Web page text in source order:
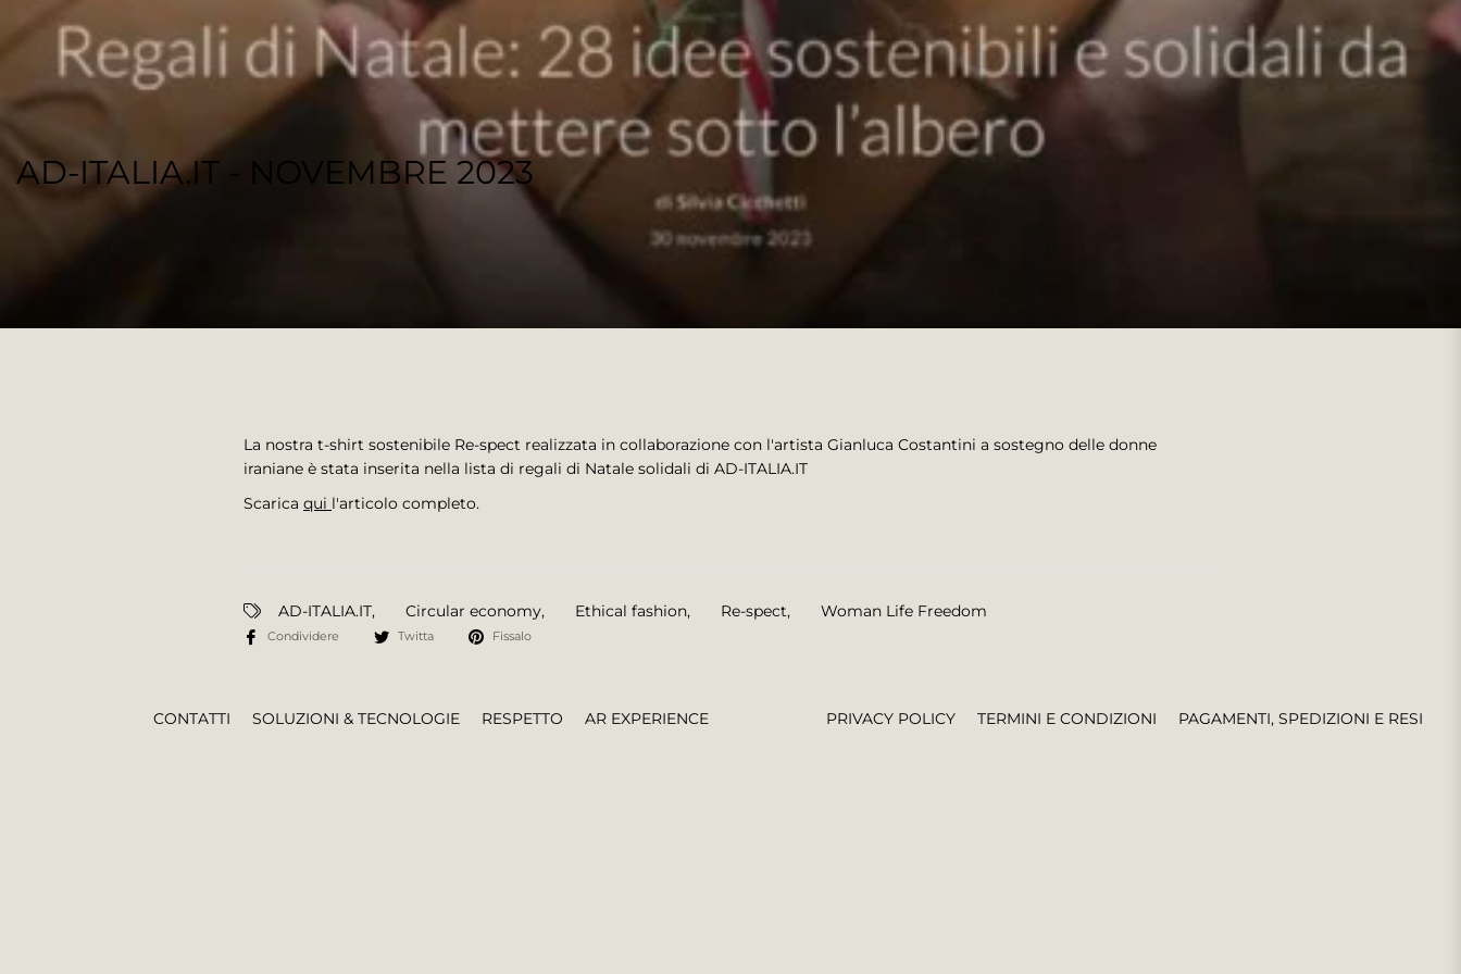
AD-ITALIA.IT - NOVEMBRE 2023
La nostra t-shirt sostenibile Re-spect realizzata in collaborazione con l'artista Gianluca Costantini a sostegno delle donne
iraniane è stata inserita nella lista di regali di Natale solidali di AD-ITALIA.IT
Scarica qui l'articolo completo.
AD-ITALIA.IT, Circular economy, Ethical fashion, Re-spect, Woman Life Freedom
Condividere Twitta Fissalo
AR EXPERIENCE
RESPETTO
SOLUZIONI & TECNOLOGIE
CONTATTI PAGAMENTI, SPEDIZIONI E RESI
TERMINI E CONDIZIONI
PRIVACY POLICY